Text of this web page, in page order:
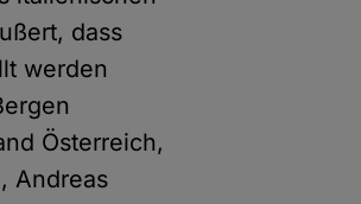
dass
werden
Österreich,
, Andreas